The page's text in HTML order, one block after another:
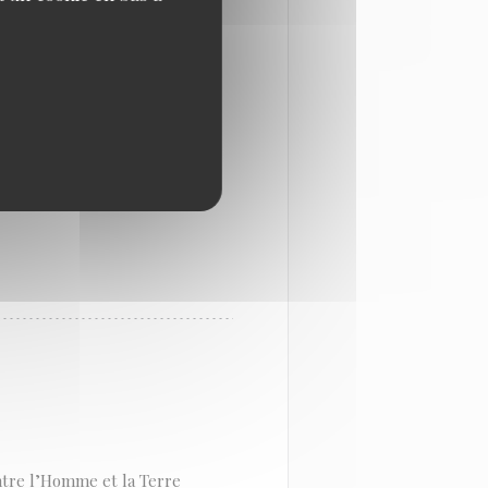
le restaurant avec
fumées ou
l’Homme et la Terre